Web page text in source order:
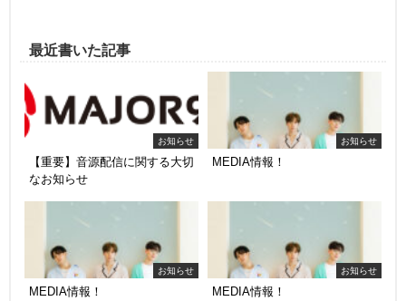
最近書いた記事
お知らせ
【重要】音源配信に関する大切
なお知らせ
お知らせ
MEDIA情報！
お知らせ
MEDIA情報！
お知らせ
MEDIA情報！